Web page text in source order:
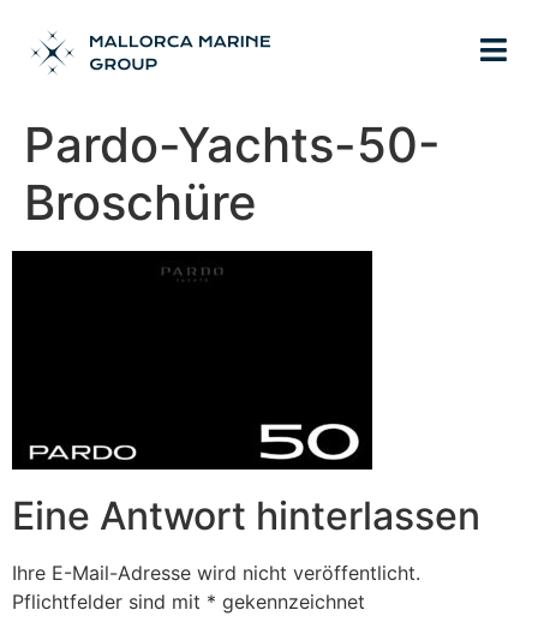
Pardo-Yachts-50-
Broschüre
Eine Antwort hinterlassen
Ihre E-Mail-Adresse wird nicht veröffentlicht.
Pflichtfelder sind mit * gekennzeichnet